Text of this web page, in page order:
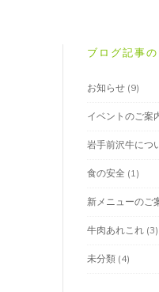
ブログ記事
お知らせ (9)
イベントのご案
岩手前沢牛につ
食の安全 (1)
新メニューのご
牛肉あれこれ (3)
未分類 (4)